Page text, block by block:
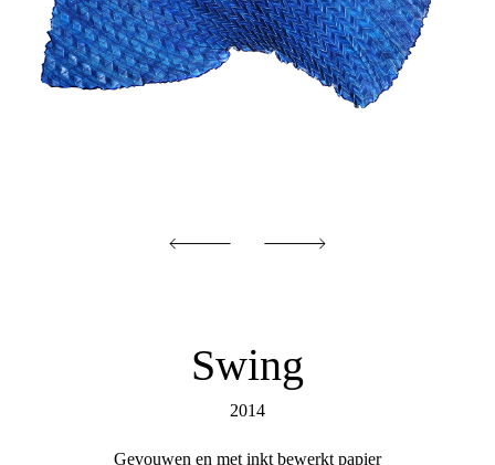
Swing
2014
Gevouwen en met inkt bewerkt papier